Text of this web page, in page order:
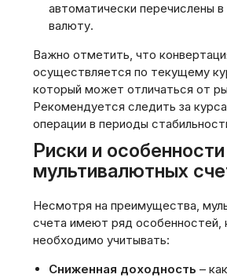
автоматически перечислены
валюту.
Важно отметить, что
осуществляется по текущему
который может отличаться от
Рекомендуется следить за
операции в периоды
Риски и особенности
мультивалютных
Несмотря на преимущества,
счета имеют ряд особенностей,
необходимо учитывать:
Сниженная доходность –